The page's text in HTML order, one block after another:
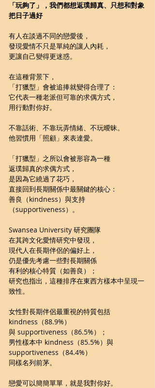
「玩夠了」，我們都想返璞歸真、只想和對象
把日子過好
有人在談過不同的戀愛後，
發現愛情不只是單純的讓人內耗 ，
更讓自己變得更迷惑。
在這種背景下，
「打獵型」會被追捧就變得合理了：
它代表一種老派但可靠的求偶方式，
用行動對你好。
不靠話術、不靠玩弄情緒、不玩曖昧。
他習慣用「照顧」來表達愛。
「打獵型」之所以會被形容為一種
返璞歸真的求偶方式，
是因為它繞過了花巧，
直接回到長期關係中最關鍵的核心：
善良（kindness）與支持
（supportiveness）。
Swansea University 研究團隊
在其跨文化愛情研究中發現，
現代人在長期伴侶的偏好上，
仍是優先考慮一些對長期關係
有利的核心特質（如善良）；
研究也指出，這種排序在東西方樣本中呈現一
致性。
女性對長期伴侶最重視的特質包括
kindness（88.9%）
與 supportiveness（86.5%）；
男性樣本中 kindness（85.5%）與
supportiveness（84.4%）
同樣名列前茅。
戀愛可以簡簡單單，就是我對你好。